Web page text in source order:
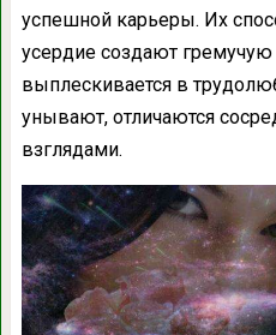
успешной карьеры. Их
усердие создают гремучую
выплескивается в
унывают, отличаются
взглядами.